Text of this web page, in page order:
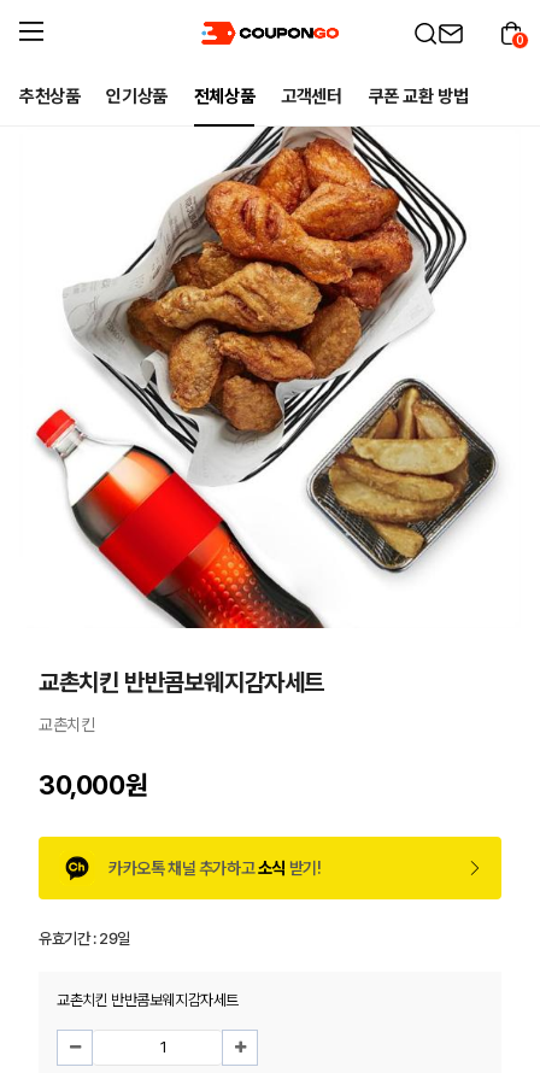
추천상품 인기상품 전체상품 고객센터 쿠폰 교환 방법
0
교촌치킨 반반콤보웨지감자세트
교촌치킨
30,000원
카카오톡 채널 추가하고소식 받기!
유효기간 :29일
교촌치킨 반반콤보웨지감자세트